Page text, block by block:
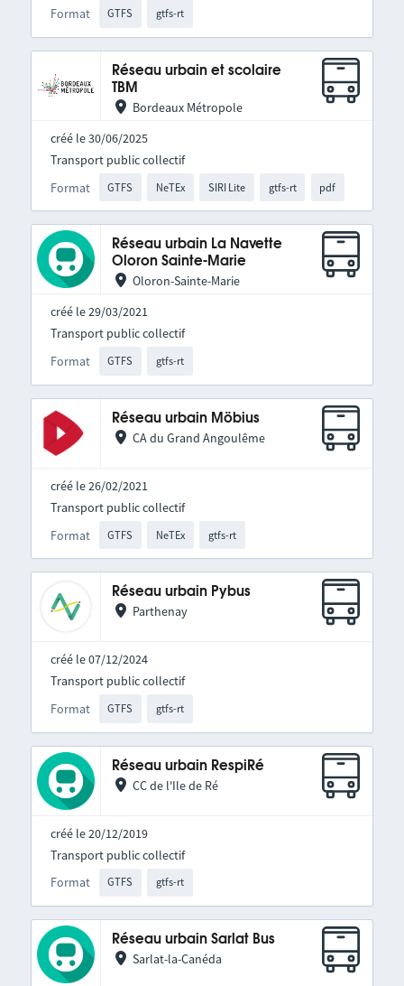
Format GTFS gtfs-rt
Réseau urbain et scolaire
TBM
Bordeaux Métropole
créé le 30/06/2025
Format GTFS NeTEx SIRI Lite gtfs-rt pdf
Transport public collectif
Réseau urbain La Navette
Oloron Sainte-Marie
Oloron-Sainte-Marie
créé le 29/03/2021
Format GTFS gtfs-rt
Transport public collectif
Réseau urbain Möbius
CA du Grand Angoulême
créé le 26/02/2021
Format GTFS NeTEx gtfs-rt
Transport public collectif
Réseau urbain Pybus
Parthenay
créé le 07/12/2024
Format GTFS gtfs-rt
Transport public collectif
Réseau urbain RespiRé
CC de l'Ile de Ré
créé le 20/12/2019
Format GTFS gtfs-rt
Transport public collectif
Réseau urbain Sarlat Bus
Sarlat-la-Canéda